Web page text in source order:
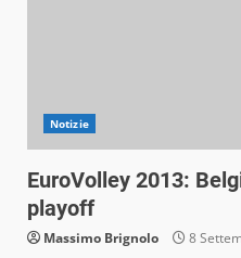
Notizie
EuroVolley 2013:
playoff
Massimo Brignolo 8